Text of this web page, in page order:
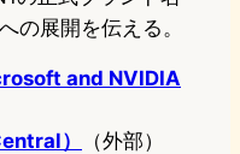
の展開を伝える。
and NVIDIA
）
（外部）